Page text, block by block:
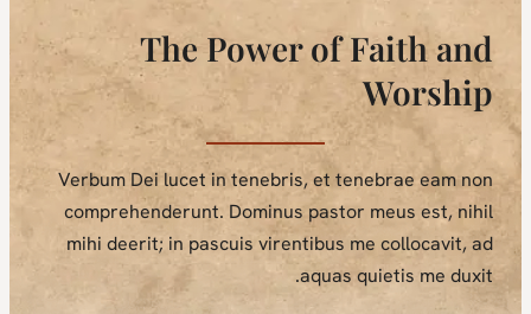
The Power of Faith and
Worship
Verbum Dei lucet in tenebris, et tenebrae eam non
comprehenderunt. Dominus pastor meus est, nihil
mihi deerit; in pascuis virentibus me collocavit, ad
aquas quietis me duxit.